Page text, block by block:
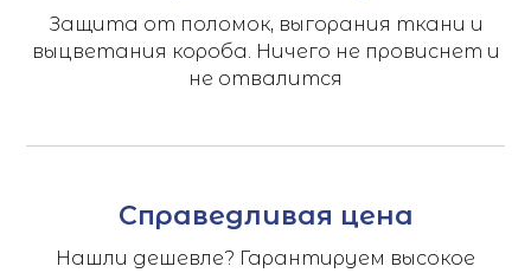
Защита от поломок, выгорания ткани и
выцветания короба. Ничего не провиснет и
не отвалится
Справедливая цена
Нашли дешевле? Гарантируем высокое